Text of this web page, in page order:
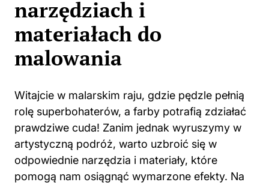
narzędziach i
materiałach do
malowania
Witajcie w malarskim raju, gdzie pędzle pełnią
rolę superbohaterów, a farby potrafią zdziałać
prawdziwe cuda! Zanim jednak wyruszymy w
artystyczną podróż, warto uzbroić się w
odpowiednie narzędzia i materiały, które
pomogą nam osiągnąć wymarzone efekty. Na